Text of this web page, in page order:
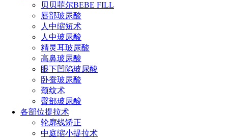
贝贝菲尔BEBE FILL
唇部玻尿酸
人中缩短术
人中玻尿酸
精灵耳玻尿酸
高鼻玻尿酸
眼下凹陷玻尿酸
卧蚕玻尿酸
颈纹术
臀部玻尿酸
各部位提拉术
轮廓线矫正
中庭缩小提拉术